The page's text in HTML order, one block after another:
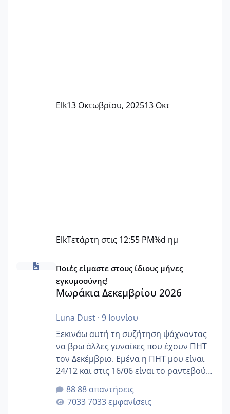
Elk13 Οκτωβρίου, 202513 Οκτ
ElkΤετάρτη στις 12:55 PM%d ημ
Μωράκια Δεκεμβρίου 2026
Ποιές είμαστε στους ίδιους μήνες
εγκυμοσύνης!
Μωράκια Δεκεμβρίου 2026
Luna Dust· 9 Ιουνίου
Ξεκινάω αυτή τη συζήτηση ψάχνοντας
να βρω άλλες γυναίκες που έχουν ΠΗΤ
τον Δεκέμβριο. Εμένα η ΠΗΤ μου είναι
24/12 και στις 16/06 είναι το ραντεβού
της αυχενικής διαφάνειας. Έχω αρκετό
άγχος και οι μέρες δεν φαίνεται να
περνάνε με τίποτα.
88 απαντήσεις
7033 εμφανίσεις